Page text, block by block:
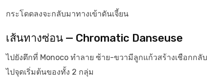
กระโดดลงจะกลับมาทางเข้าดันเจี้ยน
เส้นทางซ่อน — Chromatic Danseuse
ไปยังตึกที่ Monoco ทำลาย ซ้าย-ขวามีลูกแก้วสร้างเชือกกลับ
ไปจุดเริ่มต้นของทั้ง 2 กลุ่ม